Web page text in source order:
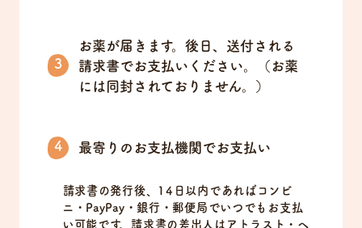
お薬が届きます。後日、送付される
請求書でお支払いください。（お薬
には同封されておりません。）
最寄りのお支払機関でお支払い
請求書の発行後、14日以内であればコンビ
ニ・PayPay・銀行・郵便局でいつでもお支払
い可能です。請求書の差出人はアトラスト・ヘ